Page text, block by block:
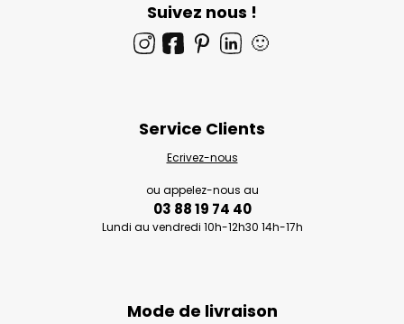
Suivez nous !
🙂
Mode de livraison
Service Clients
Ecrivez-nous
ou appelez-nous au
03 88 19 74 40
Lundi au vendredi 10h-12h30 14h-17h